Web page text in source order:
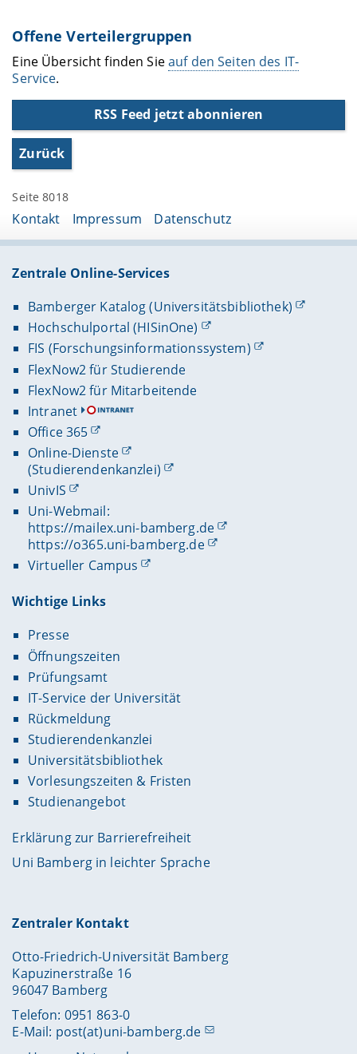
Offene Verteilergruppen
Eine Übersicht finden Sieauf den Seiten des IT-
Service.
RSS Feed jetzt abonnieren
Zurück
Seite 8018
Kontakt Impressum Datenschutz
Zentrale Online-Services
Bamberger Katalog (Universitätsbibliothek)
Hochschulportal (HISinOne)
FIS (Forschungsinformationssystem)
FlexNow2 für Studierende
FlexNow2 für Mitarbeitende
Intranet
Office 365
Online-Dienste
(Studierendenkanzlei)
UnivIS
Uni-Webmail:
https://mailex.uni-bamberg.de
https://o365.uni-bamberg.de
Virtueller Campus
Wichtige Links
Presse
Öffnungszeiten
Prüfungsamt
IT-Service der Universität
Rückmeldung
Studierendenkanzlei
Universitätsbibliothek
Vorlesungszeiten & Fristen
Studienangebot
Erklärung zur Barrierefreiheit
Uni Bamberg in leichter Sprache
Zentraler Kontakt
Otto-Friedrich-Universität Bamberg
Kapuzinerstraße 16
96047 Bamberg
Telefon: 0951 863-0
E-Mail: post(at)uni-bamberg.de